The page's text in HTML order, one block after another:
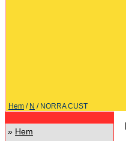
Hem / N / NORRA CUST
» Hem